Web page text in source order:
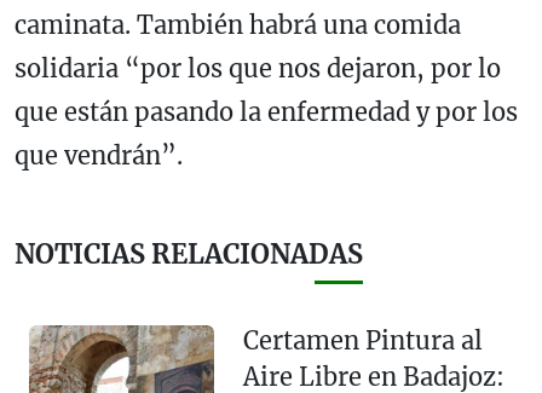
caminata. También habrá una comida
solidaria “por los que nos dejaron, por lo
que están pasando la enfermedad y por los
que vendrán”.
NOTICIAS RELACIONADAS
Certamen Pintura al
Aire Libre en Badajoz: